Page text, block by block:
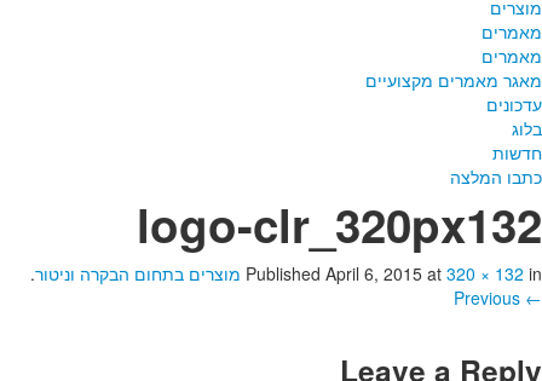
מוצרים
מאמרים
מאמרים
מאגר מאמרים מקצועיים
עדכונים
בלוג
חדשות
כתבו המלצה
logo-clr_320px132
Published April 6, 2015 at 320 × 132 in מוצרים בתחום הבקרה וניטור.
← Previous
Leave a Reply